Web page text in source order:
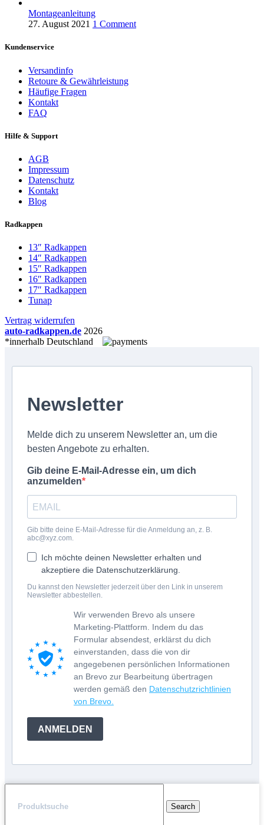
Montageanleitung
27. August 2021 1 Comment
Kundenservice
Versandinfo
Retoure & Gewährleistung
Häufige Fragen
Kontakt
FAQ
Hilfe & Support
AGB
Impressum
Datenschutz
Kontakt
Blog
Radkappen
13″ Radkappen
14″ Radkappen
15″ Radkappen
16″ Radkappen
17″ Radkappen
Tunap
Vertrag widerrufen
auto-radkappen.de 2026
*innerhalb Deutschland
Newsletter
Melde dich zu unserem Newsletter an, um die
besten Angebote zu erhalten.
Gib deine E-Mail-Adresse ein, um dich
anzumelden
Gib bitte deine E-Mail-Adresse für die Anmeldung an, z. B.
abc@xyz.com.
Ich möchte deinen Newsletter erhalten und
akzeptiere die Datenschutzerklärung.
Du kannst den Newsletter jederzeit über den Link in unserem
Newsletter abbestellen.
Wir verwenden Brevo als unsere
Marketing-Plattform. Indem du das
Formular absendest, erklärst du dich
einverstanden, dass die von dir
angegebenen persönlichen Informationen
an Brevo zur Bearbeitung übertragen
werden gemäß den Datenschutzrichtlinien
von Brevo.
ANMELDEN
Search